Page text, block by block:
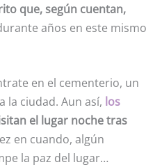
que, según cuentan,
años en este mismo
en el cementerio, un
la ciudad. Aun así, los
el lugar noche tras
en cuando, algún
la paz del lugar…